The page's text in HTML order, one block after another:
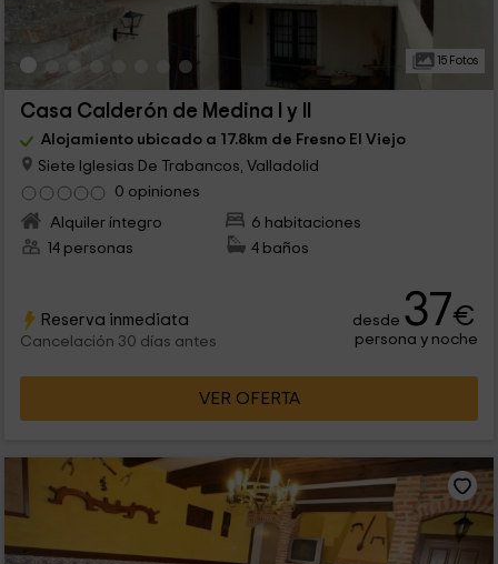
15 Fotos
Casa Calderón de Medina I y II
Alojamiento ubicado a 17.8km de Fresno El Viejo
Siete Iglesias De Trabancos, Valladolid
0 opiniones
Alquiler íntegro
6 habitaciones
14 personas
4 baños
Reserva inmediata
Cancelación 30 días antes
desde 37€
persona y noche
VER OFERTA